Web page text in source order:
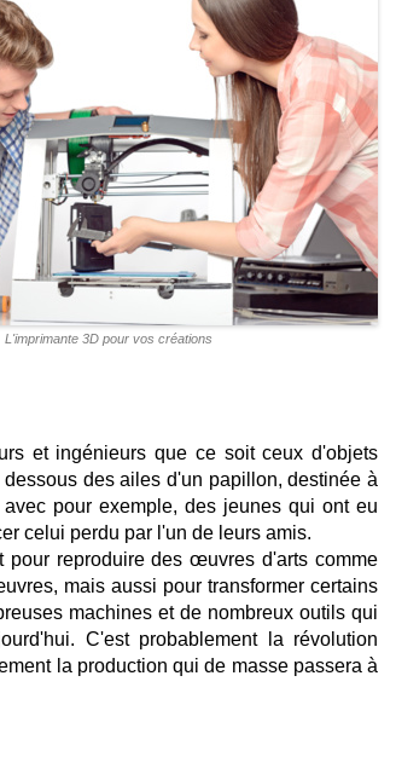
L'imprimante 3D pour vos créations
et ingénieurs que ce soit ceux d'objets
des ailes d'un papillon, destinée à
pour exemple, des jeunes qui ont eu
celui perdu par l'un de leurs amis.
pour reproduire des œuvres d'arts comme
mais aussi pour transformer certains
machines et de nombreux outils qui
C'est probablement la révolution
la production qui de masse passera à